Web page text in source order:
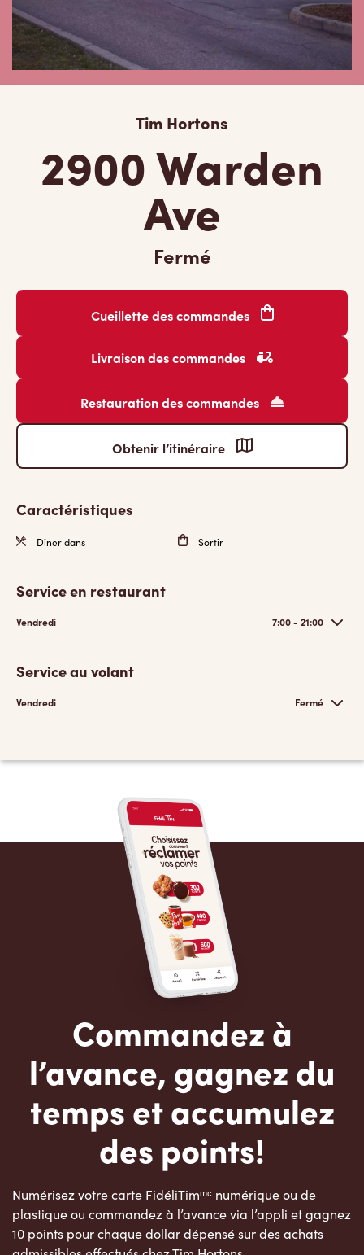
Tim Hortons
2900 Warden
Ave
Fermé
Cueillette des commandes
Livraison des commandes
Restauration des commandes
Obtenir l’itinéraire
Caractéristiques
Dîner dans Sortir
Service en restaurant
Vendredi 7:00 - 21:00
Service au volant
Vendredi Fermé
Commandez à
l’avance, gagnez du
temps et accumulez
des points!
Numérisez votre carte FidéliTimᵐᶜ numérique ou de
plastique ou commandez à l’avance via l’appli et gagnez
10 points pour chaque dollar dépensé sur des achats